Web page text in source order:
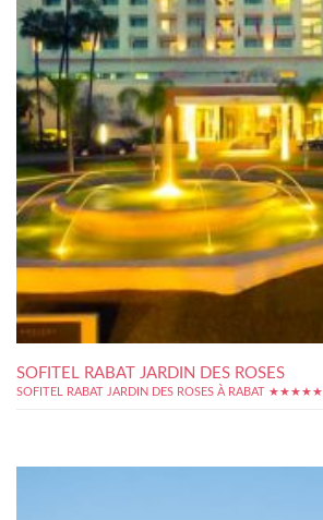
SOFITEL RABAT JARDIN DES ROSES
SOFITEL RABAT JARDIN DES ROSES À RABAT ★★★★★